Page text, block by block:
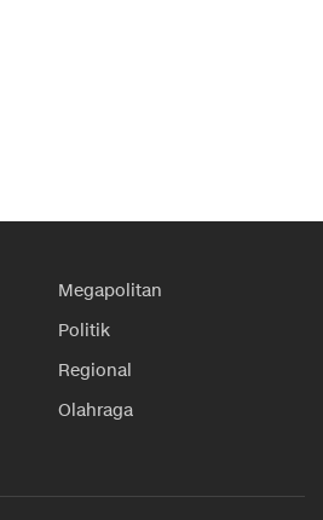
Megapolitan
Politik
Regional
Olahraga